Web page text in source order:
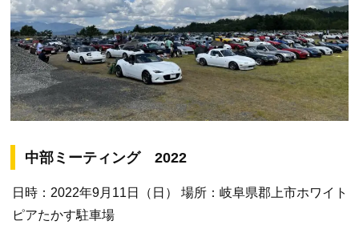
中部ミーティング 2022
日時：2022年9月11日（日） 場所：岐阜県郡上市ホワイト
ピアたかす駐車場